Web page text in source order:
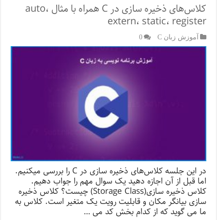
کلاس‌های ذخیره سازی در C همراه با مثال auto،
extern، static، register
آموزش زبان C 0
در این جلسه کلاس‌های ذخیره سازی در C را بررسی میکنیم.
اما قبل از آن اجازه دهید یک سوال مهم را جواب دهیم.
کلاس ذخیره سازی(Storage Class) چیست؟ کلاس ذخیره
سازی بیانگر مکان و قابلیت رویت یک متغیر است. کلاس به
ما می گوید که از کدام بخش کد می …